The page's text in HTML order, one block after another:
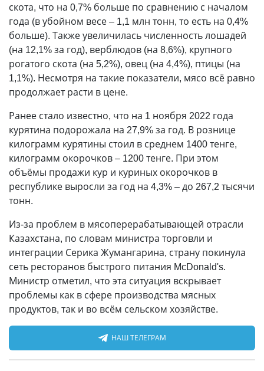
скота, что на 0,7% больше по сравнению с началом
года (в убойном весе – 1,1 млн тонн, то есть на 0,4%
больше). Также увеличилась численность лошадей
(на 12,1% за год), верблюдов (на 8,6%), крупного
рогатого скота (на 5,2%), овец (на 4,4%), птицы (на
1,1%). Несмотря на такие показатели, мясо всё равно
продолжает расти в цене.
Ранее стало известно, что на 1 ноября 2022 года
курятина подорожала на 27,9% за год. В рознице
килограмм курятины стоил в среднем 1400 тенге,
килограмм окорочков – 1200 тенге. При этом
объёмы продажи кур и куриных окорочков в
республике выросли за год на 4,3% – до 267,2 тысячи
тонн.
Из-за проблем в мясоперерабатывающей отрасли
Казахстана, по словам министра торговли и
интеграции Серика Жумангарина, страну покинула
сеть ресторанов быстрого питания McDonald's.
Министр отметил, что эта ситуация вскрывает
проблемы как в сфере производства мясных
продуктов, так и во всём сельском хозяйстве.
НАШ ТЕЛЕГРАМ